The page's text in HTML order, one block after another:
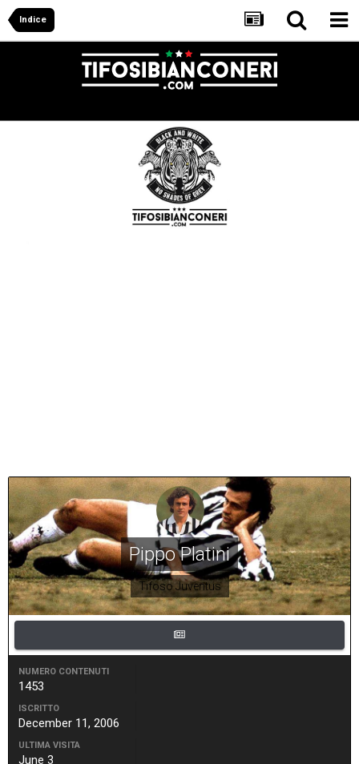
Indice
Pippo Platini
Tifoso Juventus
NUMERO CONTENUTI
1453
ISCRITTO
December 11, 2006
ULTIMA VISITA
June 3